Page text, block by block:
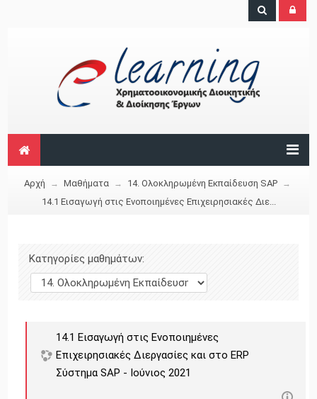
Αρχή → Μαθήματα → 14. Ολοκληρωμένη Εκπαίδευση SAP →
14.1 Εισαγωγή στις Ενοποιημένες Επιχειρησιακές Διε...
Κατηγορίες μαθημάτων:
14.1 Εισαγωγή στις Ενοποιημένες
Επιχειρησιακές Διεργασίες και στο ERP
Σύστημα SAP - Ιούνιος 2021